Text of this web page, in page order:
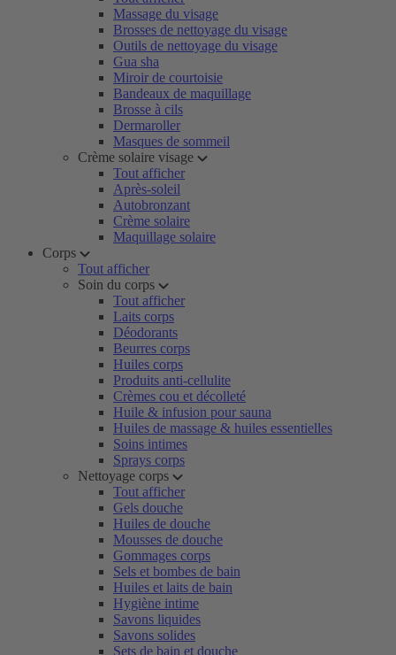
Massage du visage
Brosses de nettoyage du visage
Outils de nettoyage du visage
Gua sha
Miroir de courtoisie
Bandeaux de maquillage
Brosse à cils
Dermaroller
Masques de sommeil
Crème solaire visage
Tout afficher
Après-soleil
Autobronzant
Crème solaire
Maquillage solaire
Corps
Tout afficher
Soin du corps
Tout afficher
Laits corps
Déodorants
Beurres corps
Huiles corps
Produits anti-cellulite
Crèmes cou et décolleté
Huile & infusion pour sauna
Huiles de massage & huiles essentielles
Soins intimes
Sprays corps
Nettoyage corps
Tout afficher
Gels douche
Huiles de douche
Mousses de douche
Gommages corps
Sels et bombes de bain
Huiles et laits de bain
Hygiène intime
Savons liquides
Savons solides
Sets de bain et douche